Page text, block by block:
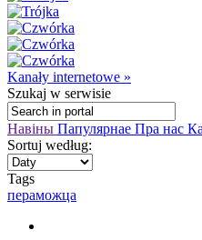
Kanały internetowe »
Szukaj w serwisie
Навіны Папулярнае Пра нас
Sortuj według:
Tags
пераможца